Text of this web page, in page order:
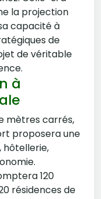
la projection
capacité à
de
de véritable
à
mètres carrés,
proposera une
120
résidences de